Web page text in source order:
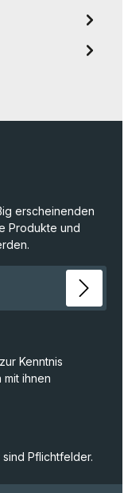
erscheinenden
Produkte und
zur Kenntnis
ihnen
Pflichtfelder.